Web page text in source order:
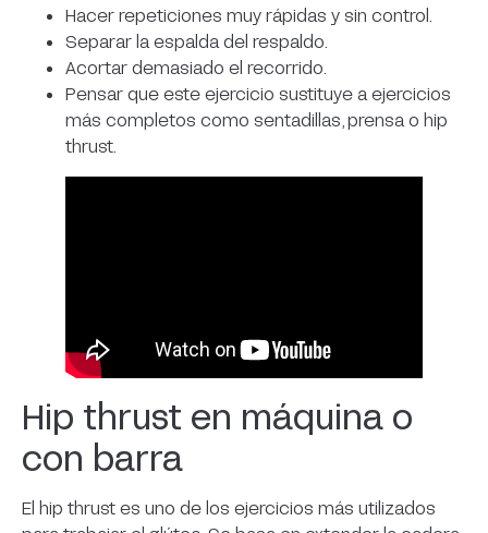
Hacer repeticiones muy rápidas y sin control.
Separar la espalda del respaldo.
Acortar demasiado el recorrido.
Pensar que este ejercicio sustituye a ejercicios
más completos como sentadillas, prensa o hip
thrust.
Hip thrust en máquina o
con barra
El hip thrust es uno de los ejercicios más utilizados